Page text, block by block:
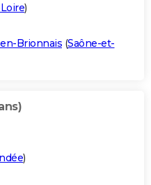
)
Brionnais (Saône-et-
)